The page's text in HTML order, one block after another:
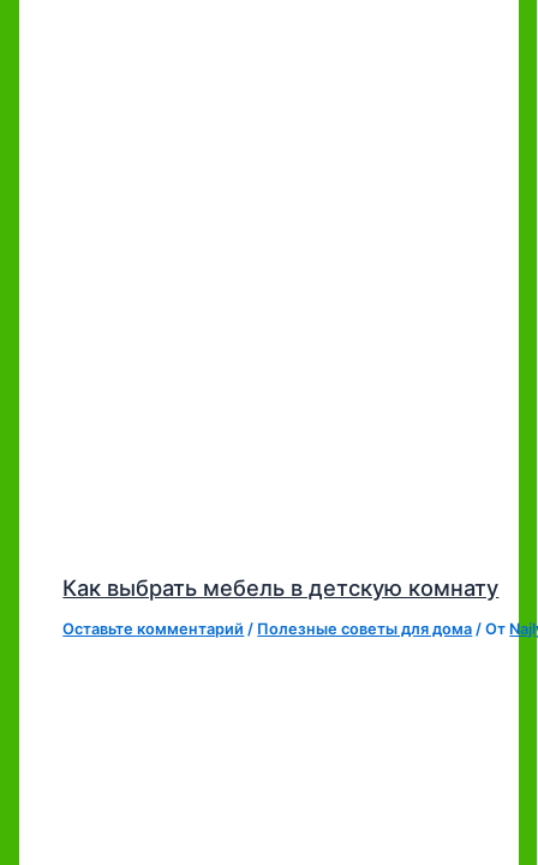
Как выбрать мебель в детскую комнату
Оставьте комментарий / Полезные советы для дома / От